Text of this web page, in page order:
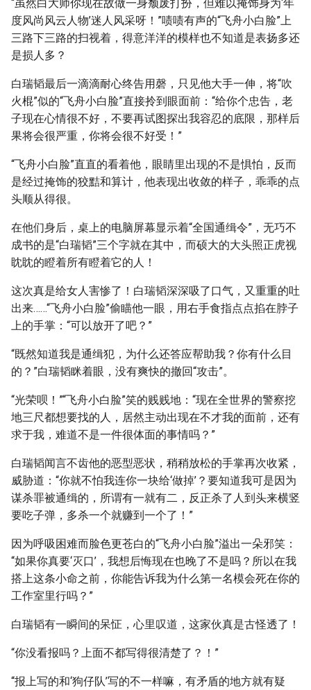
“虽然白大师你现在故做一身颓废打扮，但难以掩饰身为‘年
度风尚风云人物’迷人风采呀！”啧啧有声的“飞舟小白脸”上
三路下三路的扫视着，得意洋洋的模样也不知道是表扬多还
是损人多？
白瑞韬最后一滴滴耐心终告用磬，只见他大手一伸，将“吹
火棍”似的“飞舟小白脸”直接拎到眼面前：“给你个忠告，老
子现在心情很不好，不要再试图探出我容忍的底限，那样后
果将会很严重，你将会很不好受！”
“飞舟小白脸”直直的看着他，眼睛里出现的不是惧怕，反而
是经过掩饰的狡黠和算计，他表现出收敛的样子，乖乖的点
头顺从得很。
在他们身后，桌上的电脑屏幕显示着“全国通缉令”，无巧不
成书的是“白瑞韬”三个字就在其中，而硕大的大头照正虎视
眈眈的瞪着所有瞪着它的人！
这次真是给女人害惨了！白瑞韬深深吸了口气，又重重的吐
出来……“飞舟小白脸”偷瞄他一眼，用右手食指点点掐在脖子
上的手掌：“可以放开了吧？”
“既然知道我是通缉犯，为什么还答应帮助我？你有什么目
的？”白瑞韬眯着眼，没有爽快的撤回“攻击”。
“光荣呗！”“飞舟小白脸”笑的贱贱地：“现在全世界的警察挖
地三尺都想要找的人，居然主动出现在不才我的面前，还有
求于我，难道不是一件很体面的事情吗？”
白瑞韬闻言不齿他的恶型恶状，稍稍放松的手掌再次收紧，
威胁道：“你就不怕我连你一块给‘做掉’？要知道我可是因为
谋杀罪被通缉的，所谓有一就有二，反正杀了人到头来横竖
要吃子弹，多杀一个就赚到一个了！”
因为呼吸困难而脸色更苍白的“飞舟小白脸”溢出一朵邪笑：
“如果你真要‘灭口’，我想后悔现在也晚了不是吗？所以在我
搭上这条小命之前，你能告诉我为什么第一名模会死在你的
工作室里行吗？”
白瑞韬有一瞬间的呆怔，心里叹道，这家伙真是古怪透了！
“你没看报吗？上面不都写得很清楚了？！”
“报上写的和‘狗仔队’写的不一样嘛，有矛盾的地方就有疑